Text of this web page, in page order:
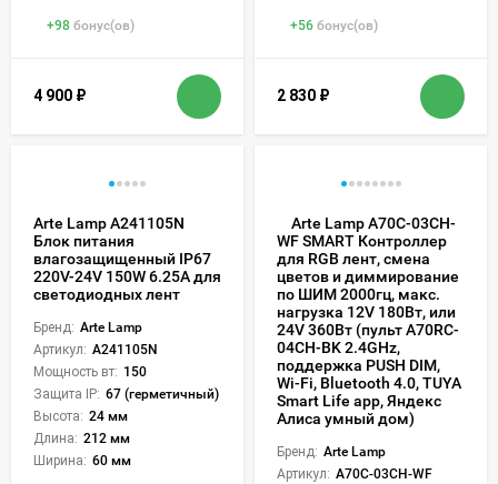
+98 бонус(ов)
4 900 ₽
+56 бонус(ов)
2 830 ₽
Arte Lamp A241105N
Блок питания
влагозащищенный IP67
220V-24V 150W 6.25А для
светодиодных лент
Бренд: Arte Lamp
Артикул: A241105N
Мощность вт: 150
Защита IP: 67 (герметичный)
Высота: 24 мм
Длина: 212 мм
Ширина: 60 мм
Arte Lamp A70C-03CH-
WF SMART Контроллер
для RGB лент, смена
цветов и диммирование
по ШИМ 2000гц, макс.
нагрузка 12V 180Вт, или
24V 360Вт (пульт A70RC-
04CH-BK 2.4GHz,
поддержка PUSH DIM,
Wi-Fi, Bluetooth 4.0, TUYA
Smart Life app, Яндекс
Алиса умный дом)
Бренд: Arte Lamp
Артикул: A70C-03CH-WF